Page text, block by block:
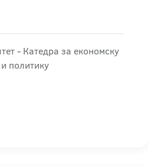
- Катедра за економску
политику